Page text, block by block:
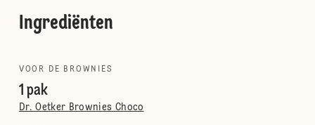
Ingrediënten
VOOR DE BROWNIES
1 pak
Dr. Oetker Brownies Choco